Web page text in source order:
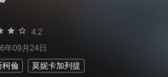
4.2
年09月24日
柯倫 莫妮卡加列提